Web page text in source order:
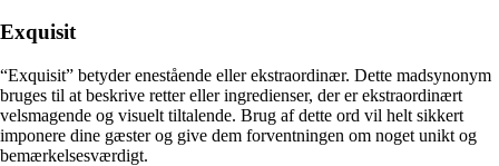
Exquisit
“Exquisit” betyder enestående eller ekstraordinær. Dette madsynonym
bruges til at beskrive retter eller ingredienser, der er ekstraordinært
velsmagende og visuelt tiltalende. Brug af dette ord vil helt sikkert
imponere dine gæster og give dem forventningen om noget unikt og
bemærkelsesværdigt.